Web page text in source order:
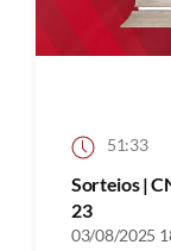
51:33
Sorteios |
23
03/08/2025